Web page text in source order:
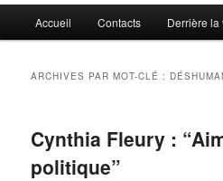
principal
Accueil Contacts Derrière la
ARCHIVES PAR MOT-CLÉ :
Cynthia Fleury :
politique”